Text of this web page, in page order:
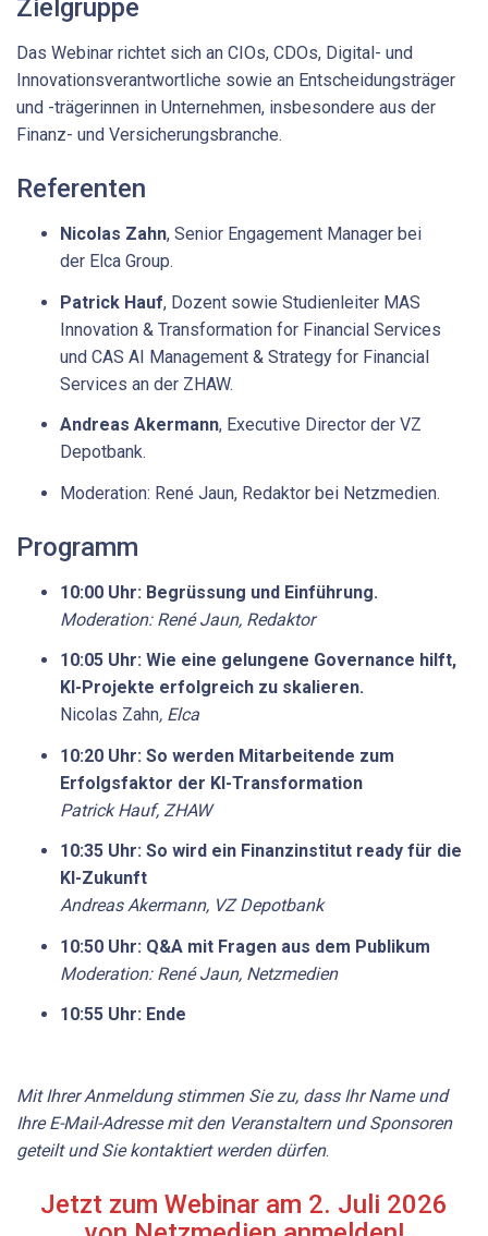
Zielgruppe
Das Webinar richtet sich an CIOs, CDOs, Digital- und
Innovationsverantwortliche sowie an Entscheidungsträger
und -trägerinnen in Unternehmen, insbesondere aus der
Finanz- und Versicherungsbranche.
Referenten
Nicolas Zahn, Senior Engagement Manager bei
der Elca Group.
Patrick Hauf, Dozent sowie Studienleiter MAS
Innovation & Transformation for Financial Services
und CAS AI Management & Strategy for Financial
Services an der ZHAW.
Andreas Akermann, Executive Director der VZ
Depotbank.
Moderation: René Jaun, Redaktor bei Netzmedien.
Programm
10:00 Uhr: Begrüssung und Einführung.
Moderation: René Jaun, Redaktor
10:05 Uhr: Wie eine gelungene Governance hilft,
KI-Projekte erfolgreich zu skalieren.
Nicolas Zahn, Elca
10:20 Uhr: So werden Mitarbeitende zum
Erfolgsfaktor der KI-Transformation
Patrick Hauf, ZHAW
10:35 Uhr: So wird ein Finanzinstitut ready für die
KI-Zukunft
Andreas Akermann, VZ Depotbank
10:50 Uhr: Q&A mit Fragen aus dem Publikum
Moderation: René Jaun, Netzmedien
10:55 Uhr: Ende
Mit Ihrer Anmeldung stimmen Sie zu, dass Ihr Name und
Ihre E-Mail-Adresse mit den Veranstaltern und Sponsoren
geteilt und Sie kontaktiert werden dürfen.
Jetzt zum Webinar am 2. Juli 2026